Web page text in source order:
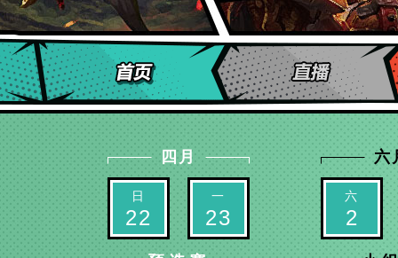
四月
日
22
一
23
六
六
2